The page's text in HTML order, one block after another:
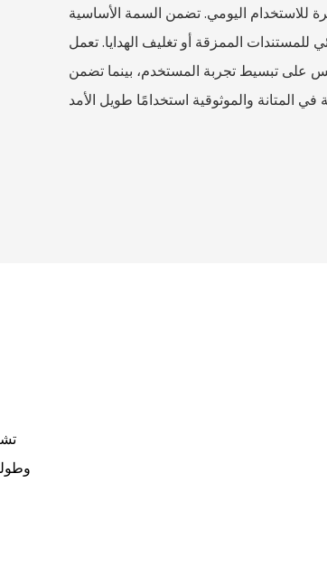
كمية وافرة للاستخدام اليومي. تضمن السمة الأساسية
الممزقة أو تغليف الهدايا. تعمل
على تبسيط تجربة المستخدم، بينما تضمن